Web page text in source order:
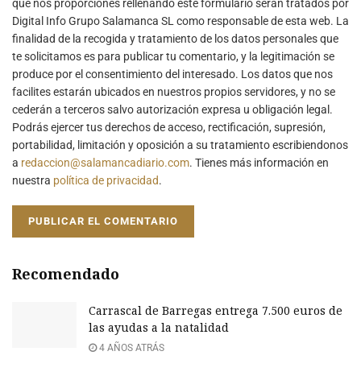
que nos proporciones rellenando este formulario serán tratados por
Digital Info Grupo Salamanca SL como responsable de esta web. La
finalidad de la recogida y tratamiento de los datos personales que
te solicitamos es para publicar tu comentario, y la legitimación se
produce por el consentimiento del interesado. Los datos que nos
facilites estarán ubicados en nuestros propios servidores, y no se
cederán a terceros salvo autorización expresa u obligación legal.
Podrás ejercer tus derechos de acceso, rectificación, supresión,
portabilidad, limitación y oposición a su tratamiento escribiendonos
a redaccion@salamancadiario.com. Tienes más información en
nuestra política de privacidad.
Recomendado
Carrascal de Barregas entrega 7.500 euros de
las ayudas a la natalidad
4 AÑOS ATRÁS